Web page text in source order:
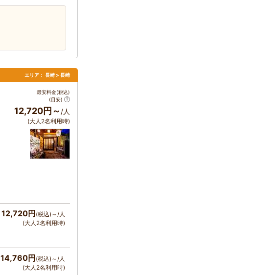
エリア： 長崎 > 長崎
最安料金(税込)
(目安)
12,720円～ /人
(大人2名利用時)
12,720円 (税込)～/人
(大人2名利用時)
14,760円 (税込)～/人
(大人2名利用時)